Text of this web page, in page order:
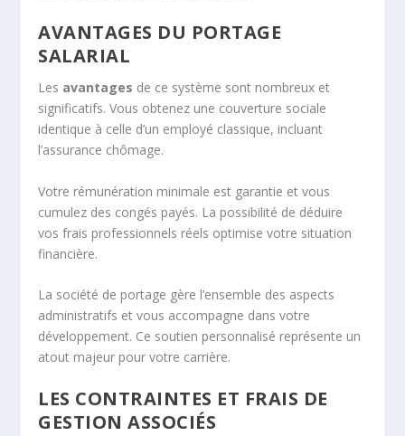
AVANTAGES DU PORTAGE
SALARIAL
Les avantages de ce système sont nombreux et
significatifs. Vous obtenez une couverture sociale
identique à celle d’un employé classique, incluant
l’assurance chômage.
Votre rémunération minimale est garantie et vous
cumulez des congés payés. La possibilité de déduire
vos frais professionnels réels optimise votre situation
financière.
La société de portage gère l’ensemble des aspects
administratifs et vous accompagne dans votre
développement. Ce soutien personnalisé représente un
atout majeur pour votre carrière.
LES CONTRAINTES ET FRAIS DE
GESTION ASSOCIÉS